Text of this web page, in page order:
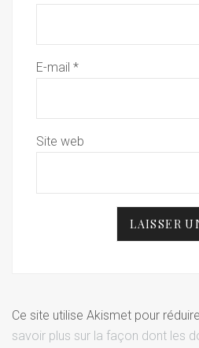
E-mail *
Site web
Ce site utilise Akismet pour
savoir plus sur la façon dont les